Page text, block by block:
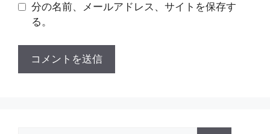
分の名前、メールアドレス、サイトを保存す
る。